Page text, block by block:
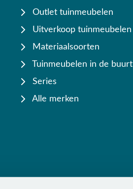
Outlet tuinmeubelen
Uitverkoop tuinmeubelen
Materiaalsoorten
Tuinmeubelen in de buurt
Series
Alle merken